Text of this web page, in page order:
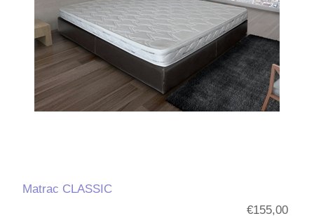
Matrac CLASSIC
€155,00